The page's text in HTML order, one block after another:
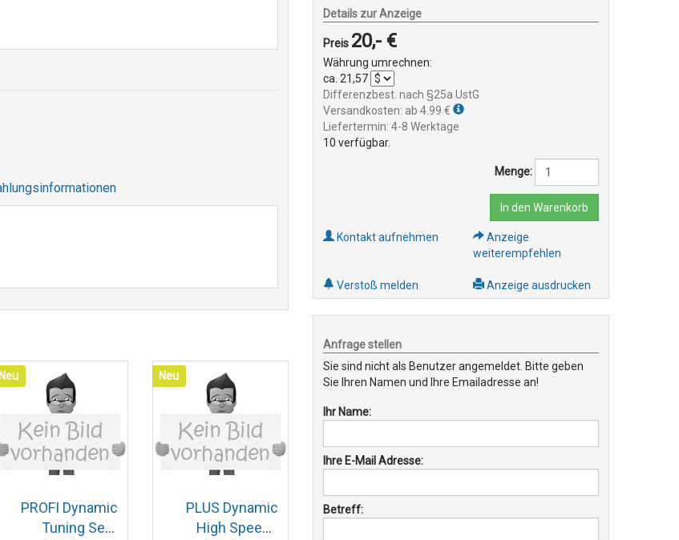
Neu
PROFI Dynamic
Tuning Set -
Neu
PLUS Dynamic
High Speed -
Details zur Anzeige
Preis 20,- €
Währung umrechnen:
ca. 21,57
Differenzbest. nach §25a UstG
Versandkosten: ab 4.99 €
Liefertermin: 4-8 Werktage
10 verfügbar.
Menge:
In den Warenkorb
Kontakt aufnehmen
Anzeige
weiterempfehlen
Verstoß melden Anzeige ausdrucken
Anfrage stellen
Sie sind nicht als Benutzer angemeldet. Bitte geben
Sie Ihren Namen und Ihre Emailadresse an!
Ihr Name:
Ihre E-Mail Adresse:
Betreff: